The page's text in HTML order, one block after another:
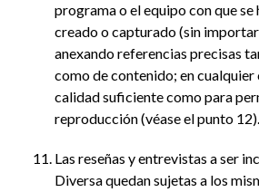
programa o el equipo con que se
creado o capturado (sin
anexando referencias precisas
como de contenido; en cualquier
calidad suficiente como para
reproducción (véase el punto 12).
Las reseñas y entrevistas a ser
Diversa quedan sujetas a los